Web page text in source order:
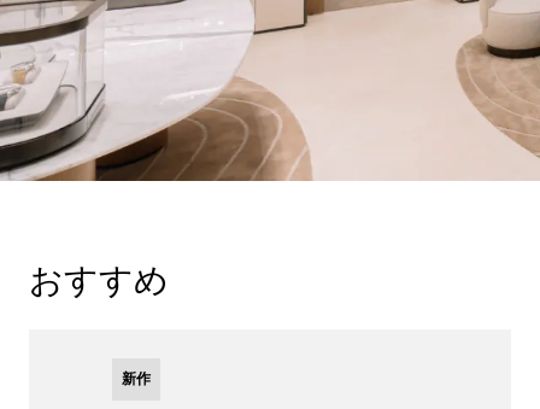
おすすめ
新作